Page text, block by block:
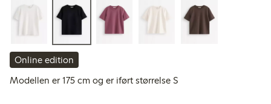
Online edition
Modellen er 175 cm og er iført størrelse S